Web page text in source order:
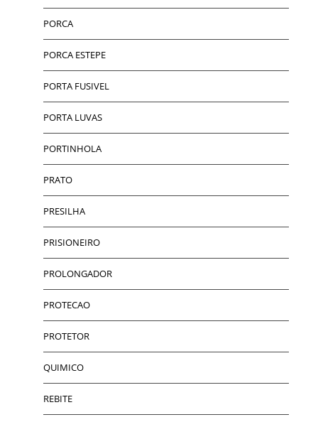
PORCA
PORCA ESTEPE
PORTA FUSIVEL
PORTA LUVAS
PORTINHOLA
PRATO
PRESILHA
PRISIONEIRO
PROLONGADOR
PROTECAO
PROTETOR
QUIMICO
REBITE